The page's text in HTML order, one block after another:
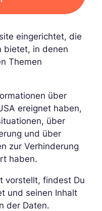
eingerichtet, die
bietet, in denen
Themen
über
ereignet haben,
über
und über
zur Verhinderung
haben.
vorstellt, findest Du
und seinen Inhalt
der Daten.